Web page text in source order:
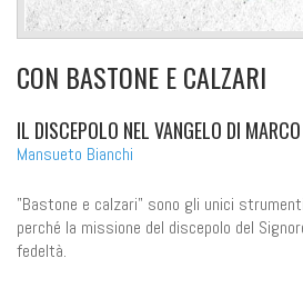
CON BASTONE E CALZARI
IL DISCEPOLO NEL VANGELO DI MARCO
Mansueto Bianchi
"Bastone e calzari" sono gli unici
perché la missione del discepolo del
fedeltà.